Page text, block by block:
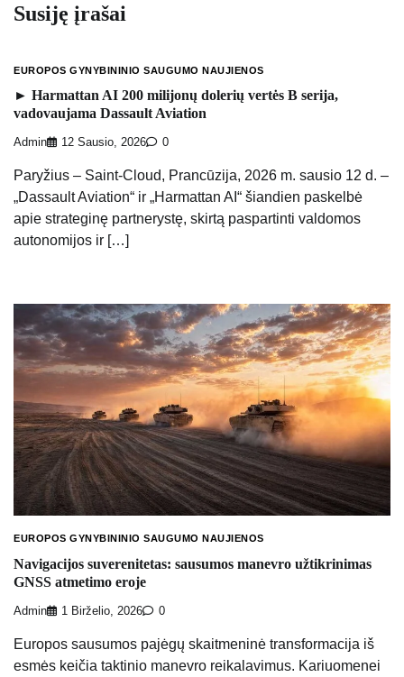
Susiję įrašai
EUROPOS GYNYBININIO SAUGUMO NAUJIENOS
► Harmattan AI 200 milijonų dolerių vertės B serija,
vadovaujama Dassault Aviation
Admin 12 Sausio, 2026 0
Paryžius – Saint-Cloud, Prancūzija, 2026 m. sausio 12 d. –
„Dassault Aviation“ ir „Harmattan AI“ šiandien paskelbė
apie strateginę partnerystę, skirtą paspartinti valdomos
autonomijos ir […]
EUROPOS GYNYBININIO SAUGUMO NAUJIENOS
Navigacijos suverenitetas: sausumos manevro užtikrinimas
GNSS atmetimo eroje
Admin 1 Birželio, 2026 0
Europos sausumos pajėgų skaitmeninė transformacija iš
esmės keičia taktinio manevro reikalavimus. Kariuomenei